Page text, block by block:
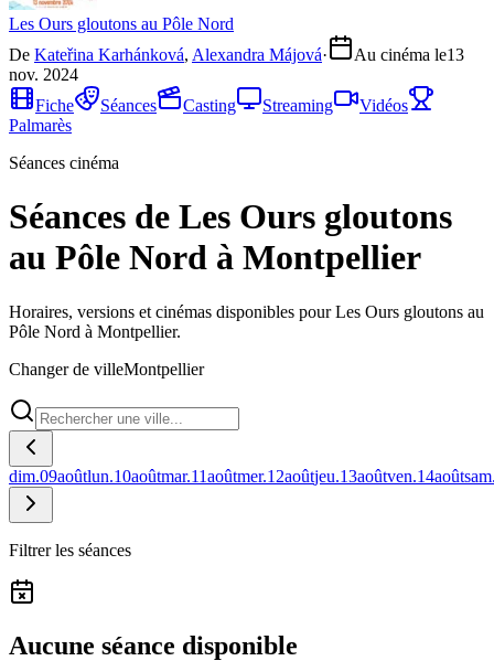
Les Ours gloutons au Pôle Nord
De Kateřina Karhánková, Alexandra Májová· Au cinéma le13
nov. 2024
Fiche
Séances Casting Streaming
Vidéos
Palmarès
Séances cinéma
Séances de Les Ours gloutons
au Pôle Nord à Montpellier
Horaires, versions et cinémas disponibles pour Les Ours gloutons au
Pôle Nord à Montpellier.
Changer de villeMontpellier
dim.09aoûtlun.10aoûtmar.11aoûtmer.12aoûtjeu.13aoûtven.14août
Filtrer les séances
Aucune séance disponible